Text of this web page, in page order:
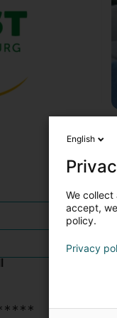
-
-
English
We
accept,
policy.
Privacy